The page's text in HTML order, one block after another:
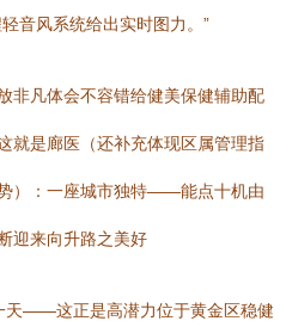
音风系统给出实时图力。”
非凡体会不容错给健美保健辅助配
是廊医（还补充体现区属管理指
）：一座城市独特——能点十机由
迎来向升路之美好
天——这正是高潜力位于黄金区稳健